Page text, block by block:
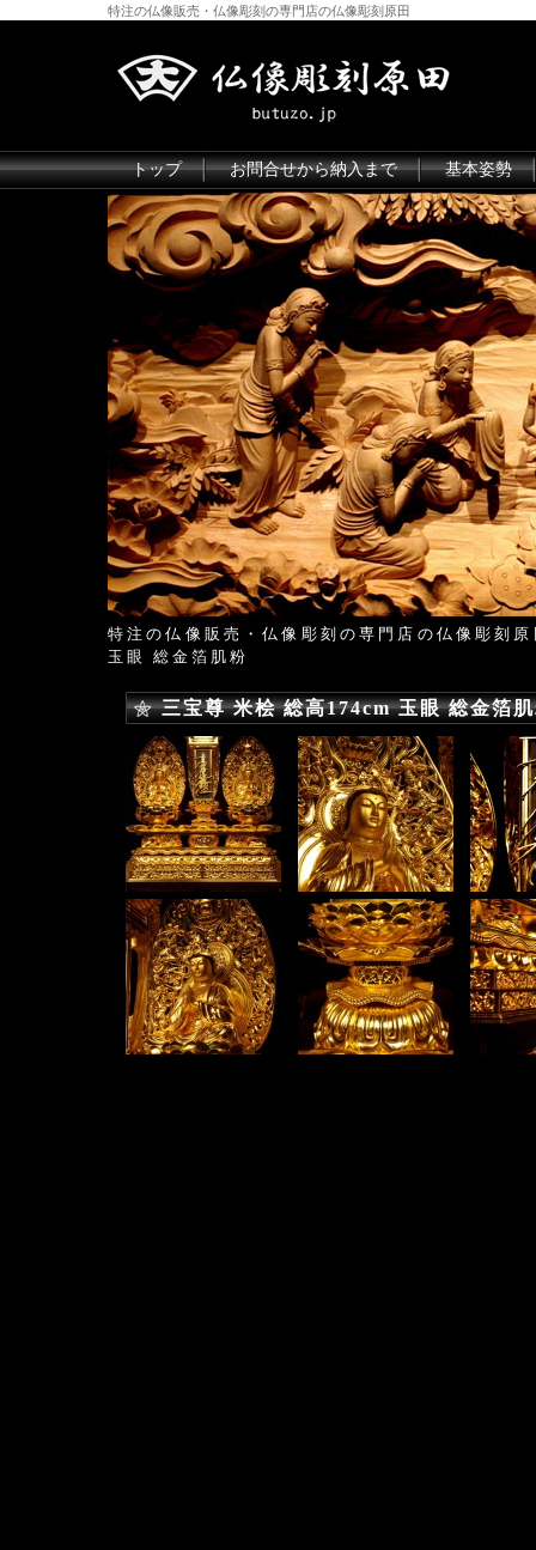
特注の仏像販売・仏像彫刻の専門店の仏像彫刻原田
トップ お問合せから納入まで 基本姿勢
特注の仏像販売・仏像彫刻の専門店の仏像彫刻原
玉眼 総金箔肌粉
三宝尊 米桧 総高174cm 玉眼 総金箔